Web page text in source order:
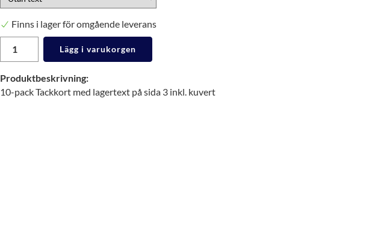
Finns i lager för omgående leverans
Lägg i varukorgen
Produktbeskrivning:
10-pack Tackkort med lagertext på sida 3 inkl. kuvert